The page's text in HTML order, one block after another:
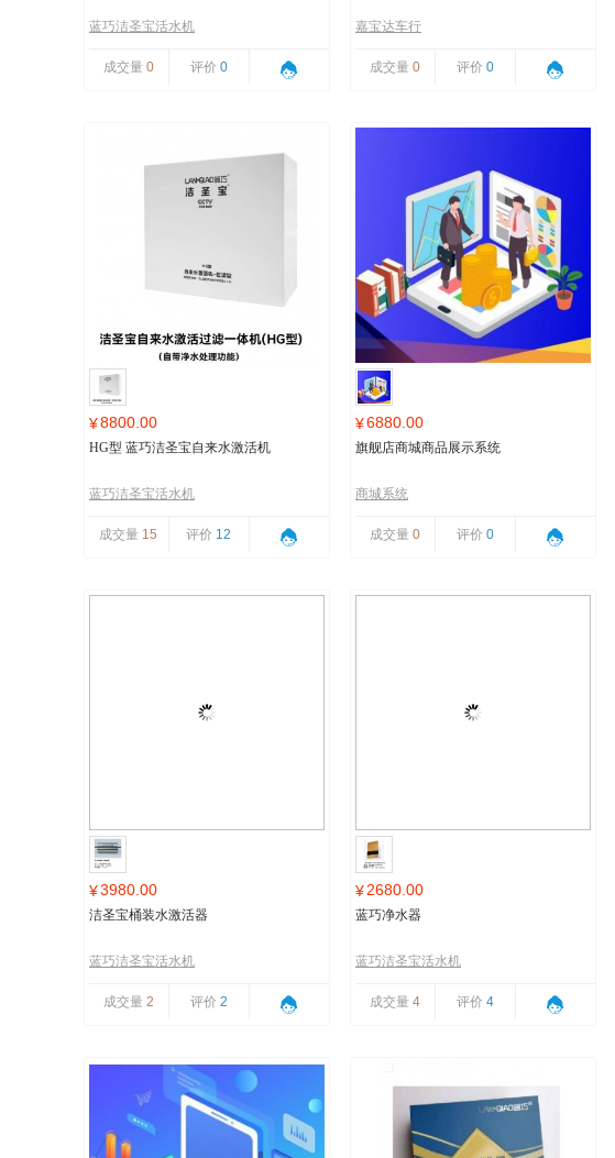
蓝巧洁圣宝活水机
成交量 0 评价 0
嘉宝达车行
成交量 0 评价 0
¥8800.00
HG型 蓝巧洁圣宝自来水激活机
蓝巧洁圣宝活水机
成交量 15 评价 12
¥6880.00
旗舰店商城商品展示系统
商城系统
成交量 0 评价 0
¥3980.00
洁圣宝桶装水激活器
蓝巧洁圣宝活水机
成交量 2 评价 2
¥2680.00
蓝巧净水器
蓝巧洁圣宝活水机
成交量 4 评价 4